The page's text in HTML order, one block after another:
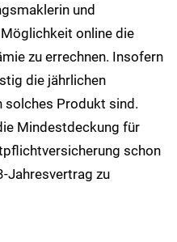
und
online die
zu errechnen. Insofern
die jährlichen
solches Produkt sind.
Mindestdeckung für
schon
Jahresvertrag zu